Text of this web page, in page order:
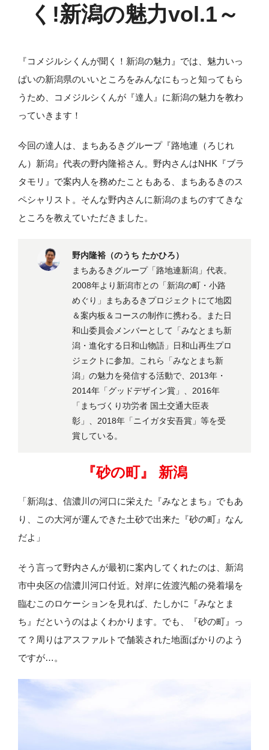
く!新潟の魅力vol.1～
『コメジルシくんが聞く！新潟の魅力』では、魅力いっ
ぱいの新潟県のいいところをみんなにもっと知ってもら
うため、コメジルシくんが『達人』に新潟の魅力を教わ
っていきます！
今回の達人は、まちあるきグループ『路地連（ろじれ
ん）新潟』代表の野内隆裕さん。野内さんはNHK『ブラ
タモリ』で案内人を務めたこともある、まちあるきのス
ペシャリスト。そんな野内さんに新潟のまちのすてきな
ところを教えていただきました。
野内隆裕（のうち たかひろ）
まちあるきグループ「路地連新潟」代表。
2008年より新潟市との「新潟の町・小路
めぐり」まちあるきプロジェクトにて地図
＆案内板＆コースの制作に携わる。また日
和山委員会メンバーとして「みなとまち新
潟・進化する日和山物語」日和山再生プロ
ジェクトに参加。これら「みなとまち新
潟」の魅力を発信する活動で、2013年・
2014年「グッドデザイン賞」、2016年
「まちづくり功労者 国土交通大臣表
彰」、2018年「ニイガタ安吾賞」等を受
賞している。
『砂の町』 新潟
「新潟は、信濃川の河口に栄えた『みなとまち』でもあ
り、この大河が運んできた土砂で出来た『砂の町』なん
だよ」
そう言って野内さんが最初に案内してくれたのは、新潟
市中央区の信濃川河口付近。対岸に佐渡汽船の発着場を
臨むこのロケーションを見れば、たしかに『みなとま
ち』だというのはよくわかります。でも、『砂の町』っ
て？周りはアスファルトで舗装された地面ばかりのよう
ですが…。